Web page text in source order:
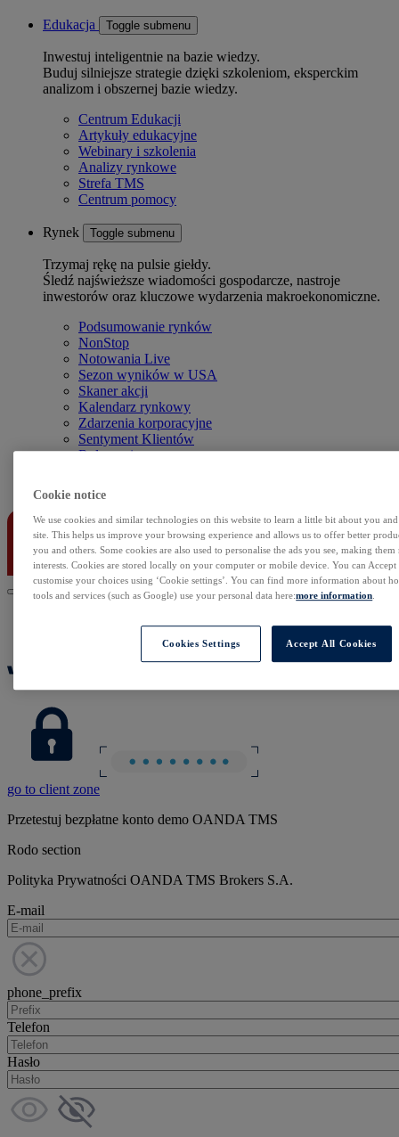
Edukacja Toggle submenu
Inwestuj inteligentnie na bazie wiedzy.
Buduj silniejsze strategie dzięki szkoleniom, eksperckim
analizom i obszernej bazie wiedzy.
Centrum Edukacji
Artykuły edukacyjne
Webinary i szkolenia
Analizy rynkowe
Strefa TMS
Centrum pomocy
Rynek Toggle submenu
Trzymaj rękę na pulsie giełdy.
Śledź najświeższe wiadomości gospodarcze, nastroje
inwestorów oraz kluczowe wydarzenia makroekonomiczne.
Podsumowanie rynków
NonStop
Notowania Live
Sezon wyników w USA
Skaner akcji
Kalendarz rynkowy
Zdarzenia korporacyjne
Sentyment Klientów
Rolowania
Kontakt
go to client zone
Przetestuj bezpłatne konto demo OANDA TMS
Rodo section
Polityka Prywatności OANDA TMS Brokers S.A.
E-mail
phone_prefix
Telefon
Hasło
Cookie notice
We use cookies and similar technologies on this website to learn a little bit about you
site. This helps us improve your browsing experience and allows us to offer better
you and others. Some cookies are also used to personalise the ads you see, making
interests. Cookies are stored locally on your computer or mobile device. You can
customise your choices using ‘Cookie settings’. You can find more information about
tools and services (such as Google) use your personal data here:more information
Cookies Settings Accept All Cookies